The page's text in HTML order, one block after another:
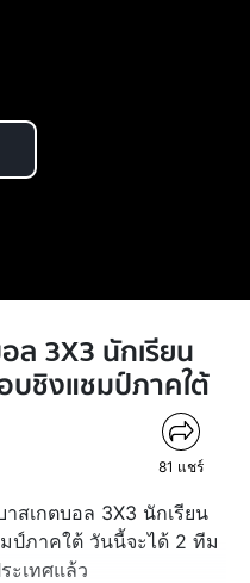
ล 3X3 นักเรียน
บชิงแชมป์ภาคใต้
81 แชร์
สเกตบอล 3X3 นักเรียน
ป์ภาคใต้ วันนี้จะได้ 2 ทีม
ะเทศแล้ว